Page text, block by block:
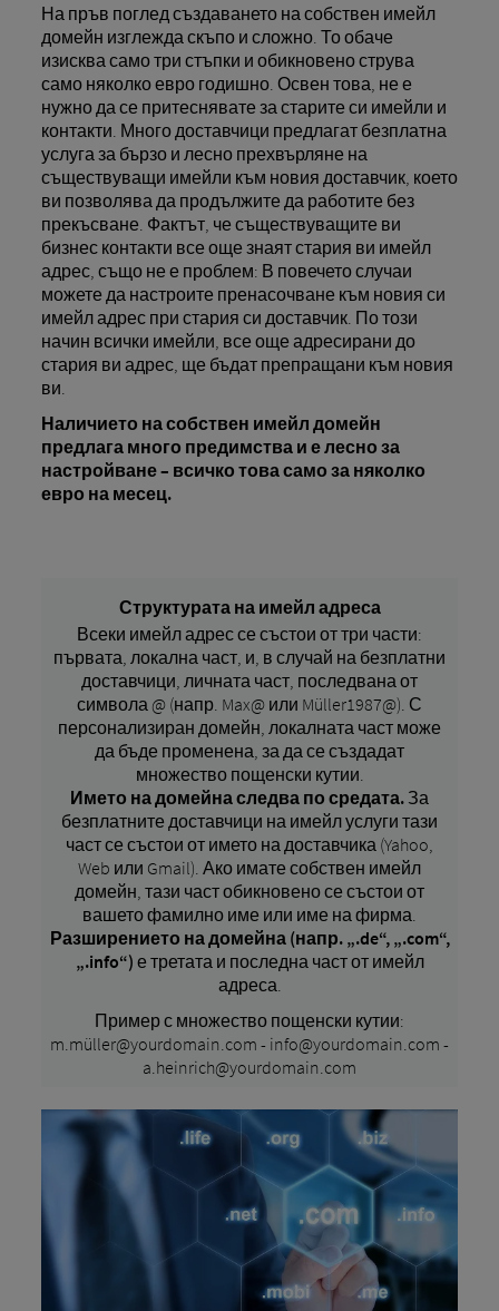
На пръв поглед създаването на собствен имейл
домейн изглежда скъпо и сложно. То обаче
изисква само три стъпки и обикновено струва
само няколко евро годишно. Освен това, не е
нужно да се притеснявате за старите си имейли и
контакти. Много доставчици предлагат безплатна
услуга за бързо и лесно прехвърляне на
съществуващи имейли към новия доставчик, което
ви позволява да продължите да работите без
прекъсване. Фактът, че съществуващите ви
бизнес контакти все още знаят стария ви имейл
адрес, също не е проблем: В повечето случаи
можете да настроите пренасочване към новия си
имейл адрес при стария си доставчик. По този
начин всички имейли, все още адресирани до
стария ви адрес, ще бъдат препращани към новия
ви.
Наличието на собствен имейл домейн
предлага много предимства и е лесно за
настройване – всичко това само за няколко
евро на месец.
Структурата на имейл адреса
Всеки имейл адрес се състои от три части:
първата, локална част, и, в случай на безплатни
доставчици, личната част, последвана от
символа @ (напр. Max@ или Müller1987@). С
персонализиран домейн, локалната част може
да бъде променена, за да се създадат
множество пощенски кутии.
Името на домейна следва по средата. За
безплатните доставчици на имейл услуги тази
част се състои от името на доставчика (Yahoo,
Web или Gmail). Ако имате собствен имейл
домейн, тази част обикновено се състои от
вашето фамилно име или име на фирма.
Разширението на домейна (напр. „.de“, „.com“,
„.info“) е третата и последна част от имейл
адреса.
Пример с множество пощенски кутии:
m.müller@yourdomain.com - info@yourdomain.com -
a.heinrich@yourdomain.com